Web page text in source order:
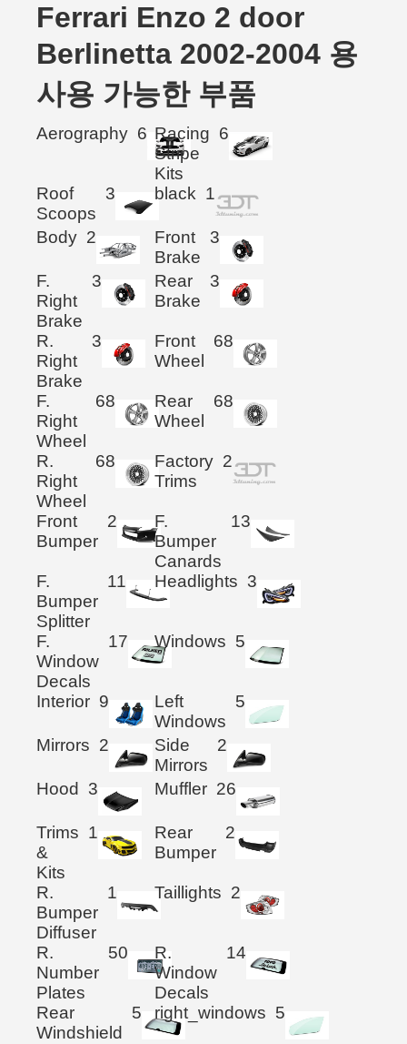
Ferrari Enzo 2 door
Berlinetta 2002-2004 용
사용 가능한 부품
Aerography 6 Racing
Stripe
Kits
6
Roof
Scoops
3 black 1
Body 2
Front
Brake
3
F.
Right
Brake
3
Rear
Brake
3
R.
Right
Brake
3
Front
Wheel
68
F.
Right
Wheel
68
Rear
Wheel
68
R.
Right
Wheel
68
Factory
Trims
2
Front
Bumper
2
F.
Bumper
Canards
13
F.
Bumper
Splitter
11 Headlights 3
F.
Window
Decals
17 Windows 5
Interior 9
Left
Windows
5
Mirrors 2
Side
Mirrors
2
Hood 3 Muffler 26
Trims
&
Kits
1
Rear
Bumper
2
R.
Bumper
Diffuser
1 Taillights 2
R.
Number
Plates
50
R.
Window
Decals
14
Rear
Windshield
5 right_windows 5